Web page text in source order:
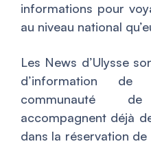
informations pour
au niveau national
Les News d’Ulysse
d’information de
communauté
accompagnent déjà
dans la réservation de